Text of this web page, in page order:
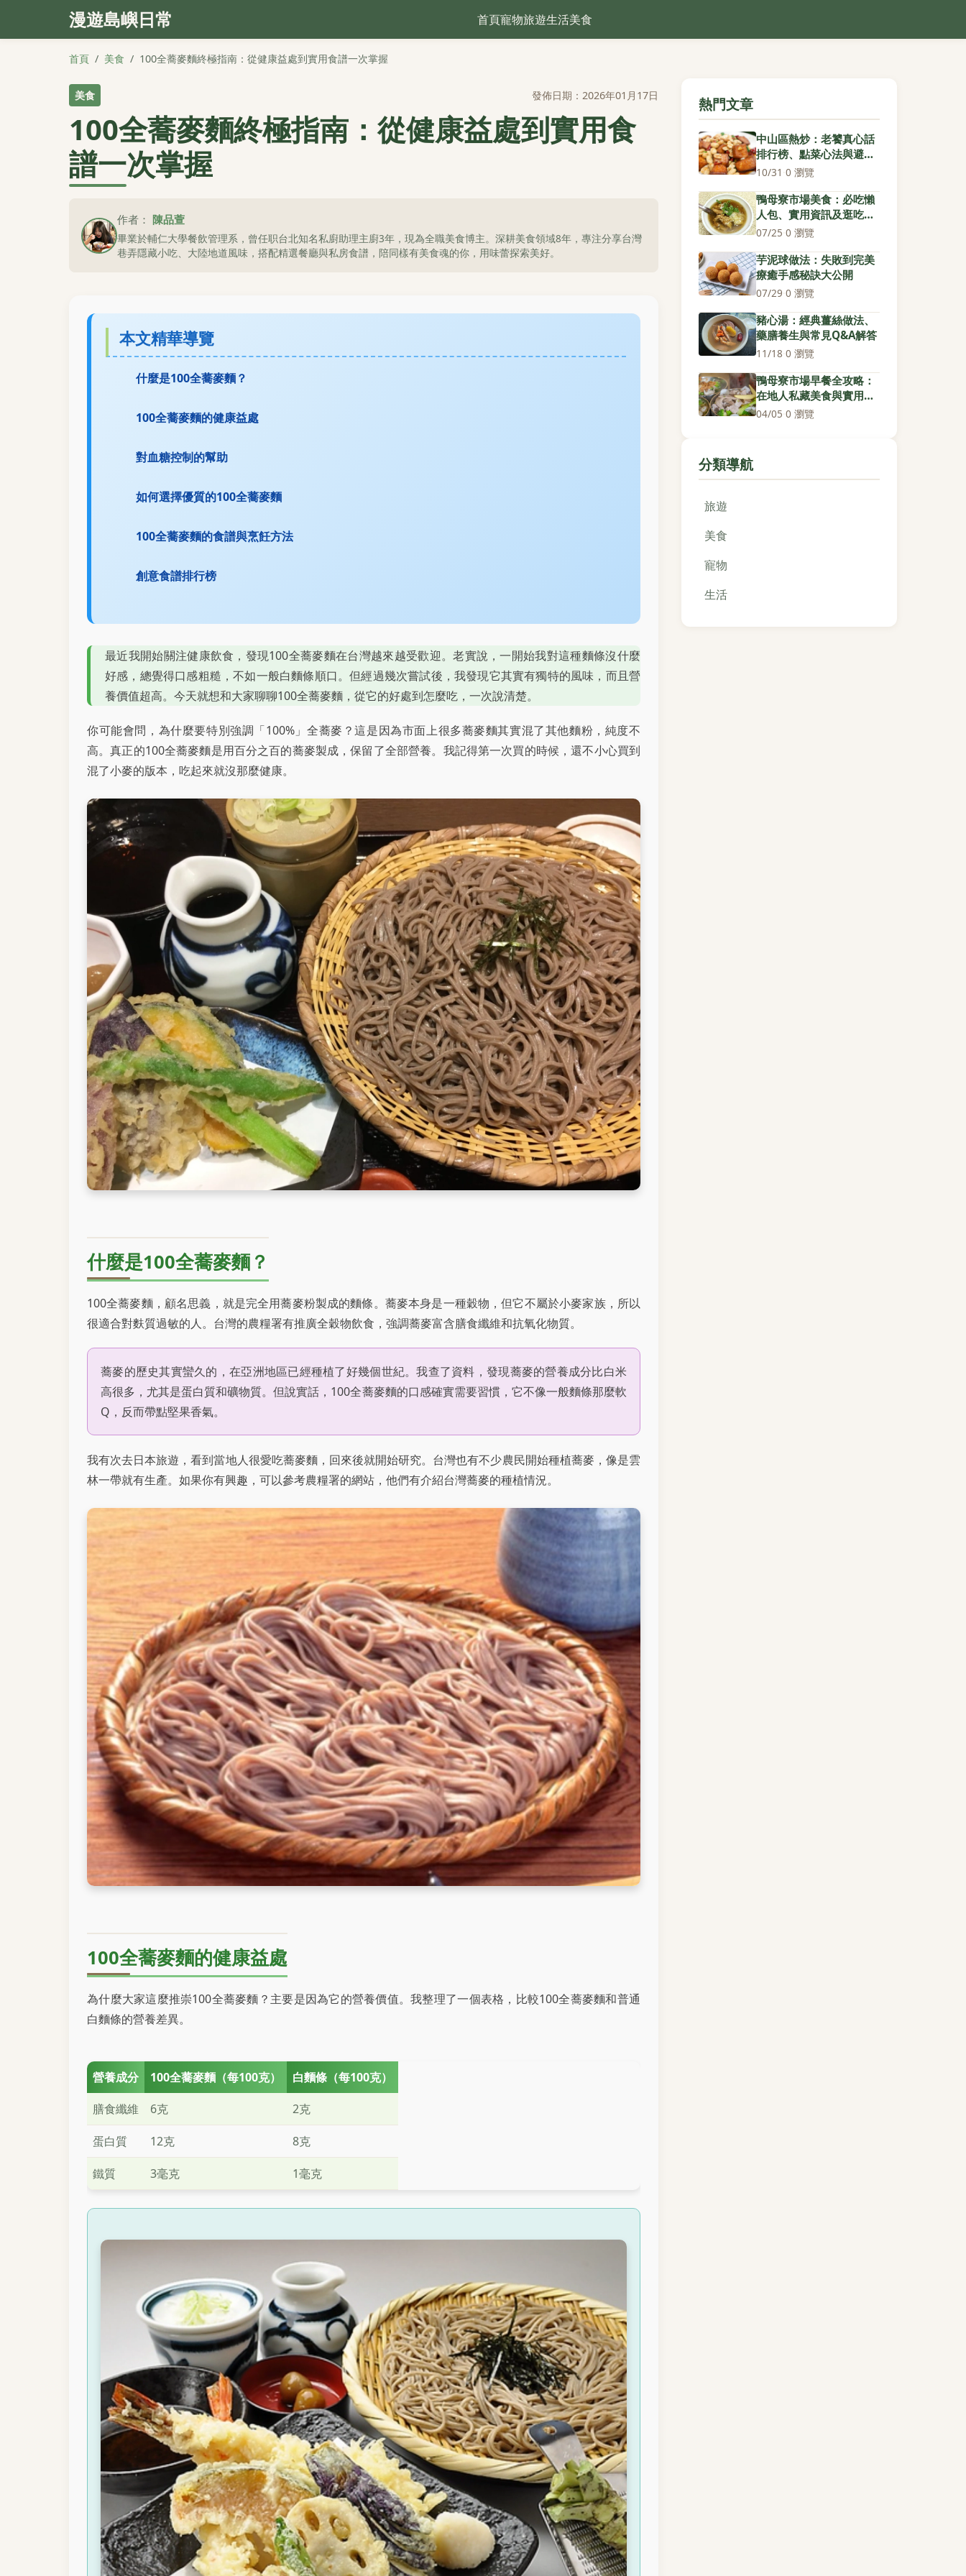
漫遊島嶼日常 首頁寵物旅遊生活美食
首頁 / 美食 / 100全蕎麥麵終極指南：從健康益處到實用食譜一次掌握
美食 發佈日期：2026年01月17日
100全蕎麥麵終極指南：從健康益處到實用食
譜一次掌握
作者： 陳品萱
畢業於輔仁大學餐飲管理系，曾任职台北知名私廚助理主廚3年，現為全職美食博主。深耕美食領域8年，專注分享台灣
巷弄隱藏小吃、大陸地道風味，搭配精選餐廳與私房食譜，陪同樣有美食魂的你，用味蕾探索美好。
本文精華導覽
什麼是100全蕎麥麵？
100全蕎麥麵的健康益處
對血糖控制的幫助
如何選擇優質的100全蕎麥麵
100全蕎麥麵的食譜與烹飪方法
創意食譜排行榜
最近我開始關注健康飲食，發現100全蕎麥麵在台灣越來越受歡迎。老實說，一開始我對這種麵條沒什麼
好感，總覺得口感粗糙，不如一般白麵條順口。但經過幾次嘗試後，我發現它其實有獨特的風味，而且營
養價值超高。今天就想和大家聊聊100全蕎麥麵，從它的好處到怎麼吃，一次說清楚。
你可能會問，為什麼要特別強調「100%」全蕎麥？這是因為市面上很多蕎麥麵其實混了其他麵粉，純度不
高。真正的100全蕎麥麵是用百分之百的蕎麥製成，保留了全部營養。我記得第一次買的時候，還不小心買到
混了小麥的版本，吃起來就沒那麼健康。
什麼是100全蕎麥麵？
100全蕎麥麵，顧名思義，就是完全用蕎麥粉製成的麵條。蕎麥本身是一種穀物，但它不屬於小麥家族，所以
很適合對麩質過敏的人。台灣的農糧署有推廣全穀物飲食，強調蕎麥富含膳食纖維和抗氧化物質。
蕎麥的歷史其實蠻久的，在亞洲地區已經種植了好幾個世紀。我查了資料，發現蕎麥的營養成分比白米
高很多，尤其是蛋白質和礦物質。但說實話，100全蕎麥麵的口感確實需要習慣，它不像一般麵條那麼軟
Q，反而帶點堅果香氣。
我有次去日本旅遊，看到當地人很愛吃蕎麥麵，回來後就開始研究。台灣也有不少農民開始種植蕎麥，像是雲
林一帶就有生產。如果你有興趣，可以參考農糧署的網站，他們有介紹台灣蕎麥的種植情況。
100全蕎麥麵的健康益處
為什麼大家這麼推崇100全蕎麥麵？主要是因為它的營養價值。我整理了一個表格，比較100全蕎麥麵和普通
白麵條的營養差異。
營養成分 100全蕎麥麵（每100克）
白麵條（每100克）
膳食纖維
6克 2克
蛋白質 12克 8克
鐵質 3毫克 1毫克
熱門文章
中山區熱炒：老饕真心話
排行榜、點菜心法與避雷
指南
10/31 ·0 瀏覽
鴨母寮市場美食：必吃懶
人包、實用資訊及逛吃秘
訣
07/25·0 瀏覽
芋泥球做法：失敗到完美
療癒手感秘訣大公開
07/29·0 瀏覽
豬心湯：經典薑絲做法、
藥膳養生與常見Q&A解答
11/18·0 瀏覽
鴨母寮市場早餐全攻略：
在地人私藏美食與實用行
程規劃
04/05·0 瀏覽
分類導航
旅遊
美食
寵物
生活